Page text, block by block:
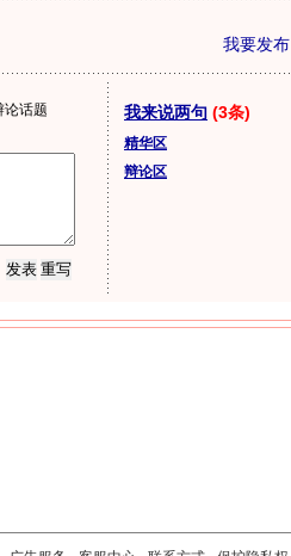
我要发布
论话题
我来说两句 (3条)
精华区
辩论区